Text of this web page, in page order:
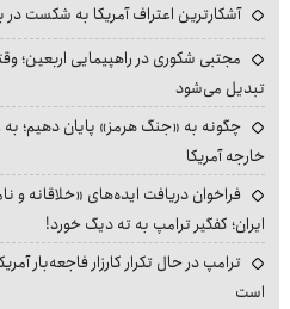
آشکارترین اعتراف آمریکا به شکست در
مجتبی شکوری در راهپیمایی اربعین؛
تبدیل می‌شود
چگونه به «جنگ هرمز» پایان دهیم؛
خارجه آمریکا
فراخوان دریافت ایده‌های «خلاقانه و
ایران؛ کفگیر ترامپ به ته دیگ خورد!
ترامپ در حال تکرار کارزار فاجعه‌بار
است